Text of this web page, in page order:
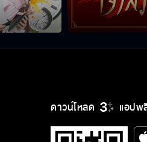
ดาวน์โหลด แอปพ